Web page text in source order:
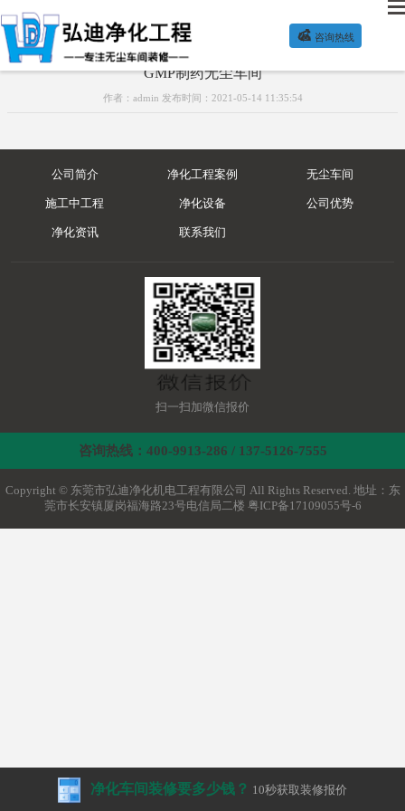
 咨询热线
GMP制药无尘车间
作者：admin 发布时间：2021-05-14 11:35:54
公司简介 净化工程案例 无尘车间
施工中工程 净化设备 公司优势
净化资讯 联系我们
扫一扫加微信报价
咨询热线：400-9913-286 / 137-5126-7555
Copyright © 东莞市弘迪净化机电工程有限公司 All Rights Reserved. 地址：东
莞市长安镇厦岗福海路23号电信局二楼 粤ICP备17109055号-6
净化车间装修要多少钱？ 10秒获取装修报价